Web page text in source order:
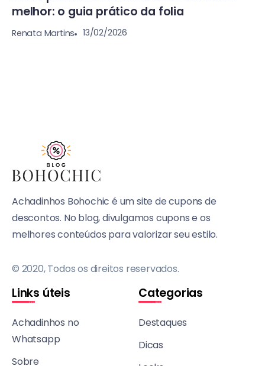
melhor: o guia prático da folia
Renata Martins 13/02/2026
Achadinhos Bohochic é um site de cupons de
descontos. No blog, divulgamos cupons e os
melhores conteúdos para valorizar seu estilo.
© 2020, Todos os direitos reservados.
Links úteis
Achadinhos no
Whatsapp
Sobre
Categorias
Destaques
Dicas